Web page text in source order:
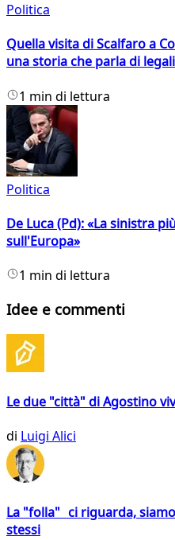
Politica
Quella visita di Scalfaro a
una storia che parla di
1 min di lettura
Politica
De Luca (Pd): «La sinistra
sull'Europa»
1 min di lettura
Idee e commenti
Le due "città" di Agostino
di Luigi Alici
La "folla" ci riguarda,
stessi